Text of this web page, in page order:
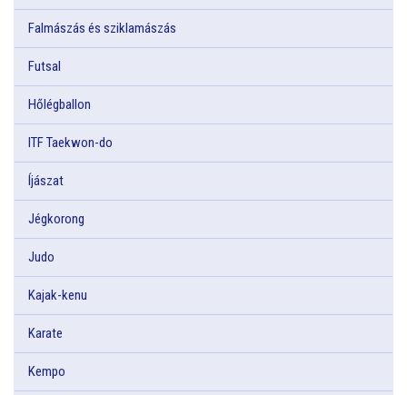
Falmászás és sziklamászás
Futsal
Hőlégballon
ITF Taekwon-do
Íjászat
Jégkorong
Judo
Kajak-kenu
Karate
Kempo